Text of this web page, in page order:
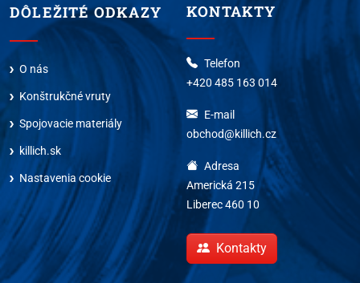
DÔLEŽITÉ ODKAZY
O nás
Konštrukčné vruty
Spojovacie materiály
killich.sk
Nastavenia cookie
KONTAKTY
Telefon
+420 485 163 014
E-mail
obchod@killich.cz
Adresa
Americká 215
Liberec 460 10
Kontakty